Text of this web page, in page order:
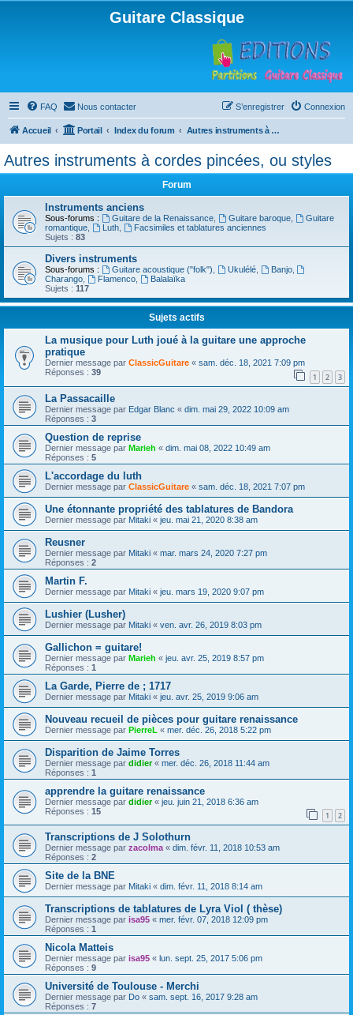
Guitare Classique
FAQ Nous contacter Connexion
S’enregistrer
Accueil Portail Index du forum Autres instruments à cordes pincées, ou styles
Autres instruments à cordes pincées, ou styles
Forum
Instruments anciens
Sous-forums : Guitare de la Renaissance, Guitare baroque,
Guitare
romantique
Luth,
Facsimiles et tablatures anciennes
Sujets : 83
Divers instruments
Sous-forums : Guitare acoustique ("folk") Ukulélé, Banjo,
Charango
Flamenco,
Balalaïka
Sujets : 117
Sujets actifs
La musique pour Luth joué à la guitare une approche
pratique
Dernier message par ClassicGuitare « sam. déc. 18, 2021 7:09 pm
Réponses : 39 1 2 3
La Passacaille
Dernier message par Edgar Blanc « dim. mai 29, 2022 10:09 am
Réponses : 3
Question de reprise
Dernier message par Marieh « dim. mai 08, 2022 10:49 am
Réponses : 5
L'accordage du luth
Dernier message par ClassicGuitare « sam. déc. 18, 2021 7:07 pm
Une étonnante propriété des tablatures de Bandora
Dernier message par Mitaki « jeu. mai 21, 2020 8:38 am
Reusner
Dernier message par Mitaki « mar. mars 24, 2020 7:27 pm
Réponses : 2
Martin F.
Dernier message par Mitaki « jeu. mars 19, 2020 9:07 pm
Lushier (Lusher)
Dernier message par Mitaki « ven. avr. 26, 2019 8:03 pm
Gallichon = guitare!
Dernier message par Marieh « jeu. avr. 25, 2019 8:57 pm
Réponses : 1
La Garde, Pierre de ; 1717
Dernier message par Mitaki « jeu. avr. 25, 2019 9:06 am
Nouveau recueil de pièces pour guitare renaissance
Dernier message par PierreL « mer. déc. 26, 2018 5:22 pm
Disparition de Jaime Torres
Dernier message par didier« mer. déc. 26, 2018 11:44 am
Réponses : 1
apprendre la guitare renaissance
Dernier message par didier« jeu. juin 21, 2018 6:36 am
Réponses : 15 1 2
Transcriptions de J Solothurn
Dernier message par zacolma « dim. févr. 11, 2018 10:53 am
Réponses : 2
Site de la BNE
Dernier message par Mitaki « dim. févr. 11, 2018 8:14 am
Transcriptions de tablatures de Lyra Viol ( thèse)
Dernier message par isa95 « mer. févr. 07, 2018 12:09 pm
Réponses : 1
Nicola Matteis
Dernier message par isa95 « lun. sept. 25, 2017 5:06 pm
Réponses : 9
Université de Toulouse - Merchi
Dernier message par Do « sam. sept. 16, 2017 9:28 am
Réponses : 7